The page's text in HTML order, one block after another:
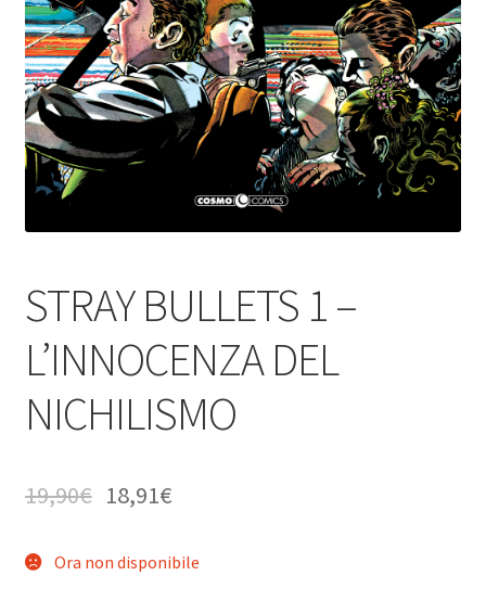
STRAY BULLETS 1 –
L’INNOCENZA DEL
NICHILISMO
19,90€ 18,91€
Ora non disponibile